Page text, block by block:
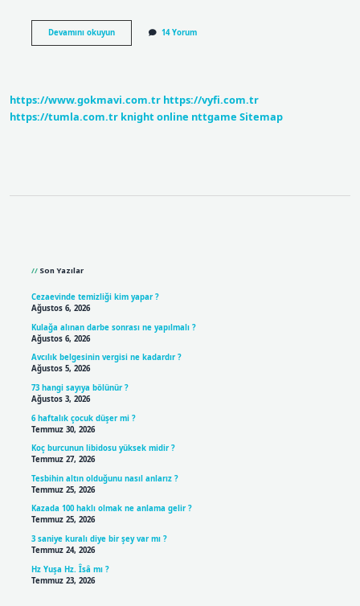
Devamını okuyunBedelli
Askerlik
14 Yorum
https://www.gokmavi.com.tr https://vyfi.com.tr
https://tumla.com.tr knight online nttgame Sitemap
Son Yazılar
Cezaevinde temizliği kim yapar ?
Ağustos 6, 2026
Kulağa alınan darbe sonrası ne yapılmalı ?
Ağustos 6, 2026
Avcılık belgesinin vergisi ne kadardır ?
Ağustos 5, 2026
73 hangi sayıya bölünür ?
Ağustos 3, 2026
6 haftalık çocuk düşer mi ?
Temmuz 30, 2026
Koç burcunun libidosu yüksek midir ?
Temmuz 27, 2026
Tesbihin altın olduğunu nasıl anlarız ?
Temmuz 25, 2026
Kazada 100 haklı olmak ne anlama gelir ?
Temmuz 25, 2026
3 saniye kuralı diye bir şey var mı ?
Temmuz 24, 2026
Hz Yuşa Hz. Îsâ mı ?
Temmuz 23, 2026